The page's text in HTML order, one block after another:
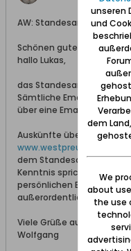
AW: Standesamt
Schönen guten Morgen,
hallo Lukas,
das Standesamt in
Sämtliche Emails an das
über eine Email-
Auskünfte über die
www.westpreussen.de
dem Standesamt sollte in
Kenntnis spricht im
persönlichen Besuch
außerordentlich
Viele Grüße aus dem
Wolfgang
unseren
und
dem
We
about
the use